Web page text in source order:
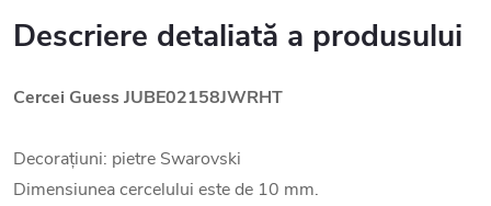
Descriere detaliată a produsului
Cercei Guess JUBE02158JWRHT
Decorațiuni: pietre Swarovski
Dimensiunea cercelului este de 10 mm.